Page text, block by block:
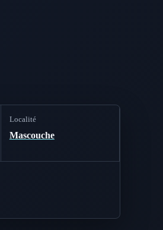
Localité
Mascouche